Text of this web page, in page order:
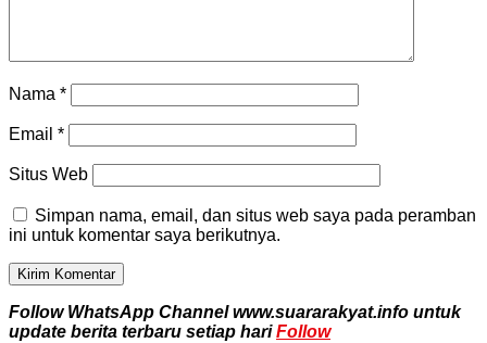
Nama *
Email *
Situs Web
Simpan nama, email, dan situs web saya pada peramban
ini untuk komentar saya berikutnya.
Follow WhatsApp Channel www.suararakyat.info untuk
update berita terbaru setiap hariFollow